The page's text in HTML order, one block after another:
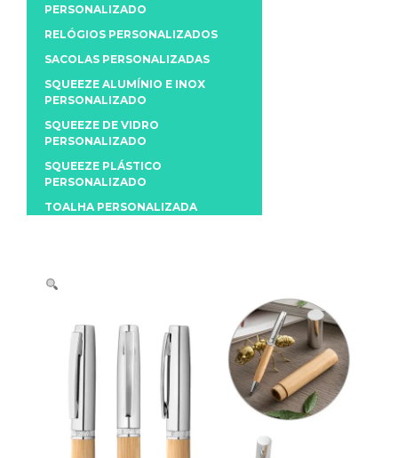
PERSONALIZADO
RELÓGIOS PERSONALIZADOS
SACOLAS PERSONALIZADAS
SQUEEZE ALUMÍNIO E INOX
PERSONALIZADO
SQUEEZE DE VIDRO
PERSONALIZADO
SQUEEZE PLÁSTICO
PERSONALIZADO
TOALHA PERSONALIZADA